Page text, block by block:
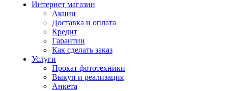
Интернет магазин
Акции
Доставка и оплата
Кредит
Гарантии
Как сделать заказ
Услуги
Прокат фототехники
Выкуп и реализация
Анкета